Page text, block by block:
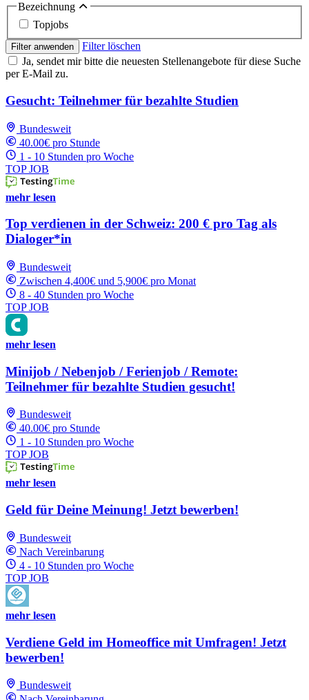
Bezeichnung
Topjobs
Filter anwenden
Filter löschen
Ja, sendet mir bitte die neuesten Stellenangebote für diese Suche
per E-Mail zu.
Gesucht: Teilnehmer für bezahlte Studien
Bundesweit
40.00€ pro Stunde
1 - 10 Stunden pro Woche
TOP JOB
mehr lesen
Top verdienen in der Schweiz: 200 € pro Tag als
Dialoger*in
Bundesweit
Zwischen 4,400€ und 5,900€ pro Monat
8 - 40 Stunden pro Woche
TOP JOB
mehr lesen
Minijob / Nebenjob / Ferienjob / Remote:
Teilnehmer für bezahlte Studien gesucht!
Bundesweit
40.00€ pro Stunde
1 - 10 Stunden pro Woche
TOP JOB
mehr lesen
Geld für Deine Meinung! Jetzt bewerben!
Bundesweit
Nach Vereinbarung
4 - 10 Stunden pro Woche
TOP JOB
mehr lesen
Verdiene Geld im Homeoffice mit Umfragen! Jetzt
bewerben!
Bundesweit